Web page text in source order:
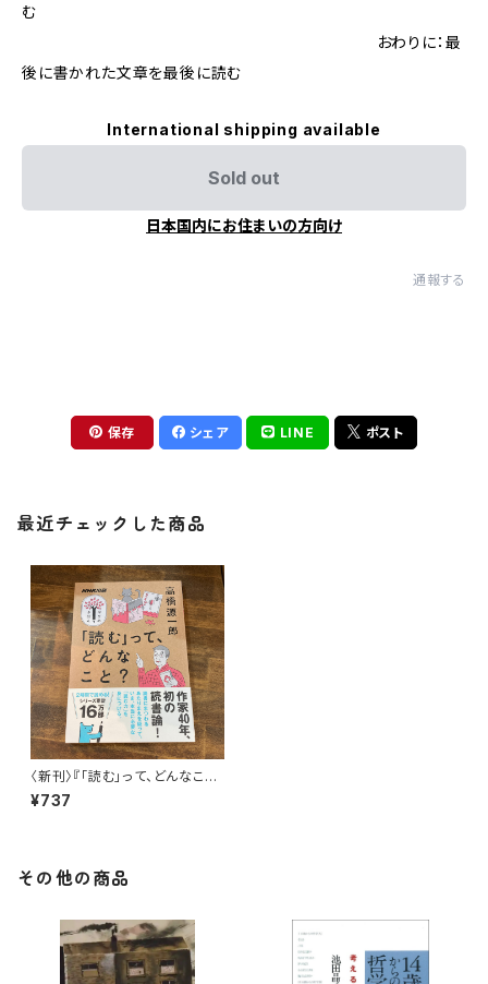
む
おわりに：最
後に書かれた文章を最後に読む
International shipping available
Sold out
日本国内にお住まいの方向け
通報する
保存 シェア LINE ポスト
最近チェックした商品
〈新刊〉『「読む」って、どんなこ
と?』著：高橋源一郎（NHK出版）
¥737
その他の商品